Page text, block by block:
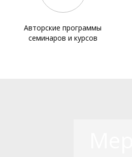
Авторские программы
семинаров и курсов